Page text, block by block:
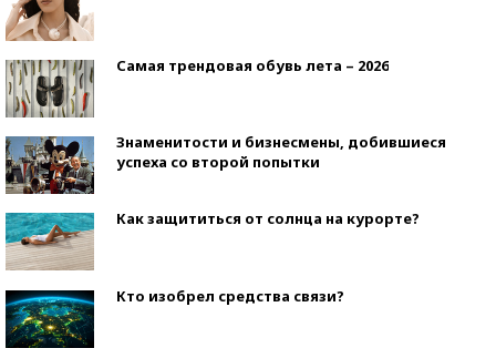
Самая трендовая обувь лета – 2026
Знаменитости и бизнесмены, добившиеся
успеха со второй попытки
Как защититься от солнца на курорте?
Кто изобрел средства связи?